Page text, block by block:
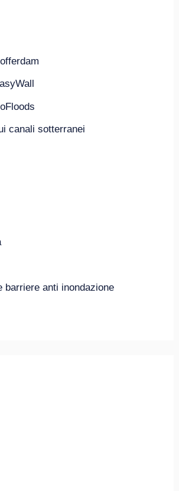
canali sotterranei
barriere anti inondazione